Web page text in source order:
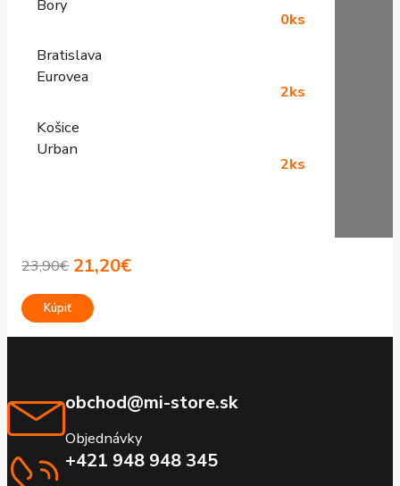
Bory
0ks
Bratislava
Eurovea
2ks
Košice
Urban
2ks
23,90€
Pôvodná
cena
bola:
23,90€.
21,20€
Aktuálna
cena
je:
21,20€.
Kúpiť
obchod@mi-store.sk
Objednávky
+421 948 948 345